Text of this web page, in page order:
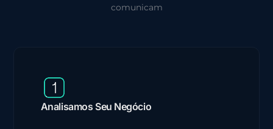
comunicam
Analisamos Seu Negócio